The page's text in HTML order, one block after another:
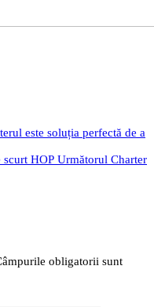
este soluția perfectă de a
Următorul Charter
obligatorii sunt